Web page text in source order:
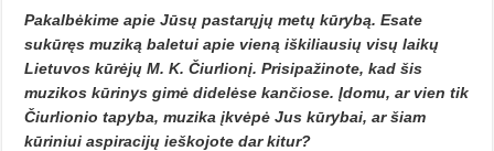
Pakalbėkime apie Jūsų pastarųjų metų kūrybą. Esate
sukūręs muziką baletui apie vieną iškiliausių visų laikų
Lietuvos kūrėjų M. K. Čiurlionį. Prisipažinote, kad šis
muzikos kūrinys gimė didelėse kančiose. Įdomu, ar vien tik
Čiurlionio tapyba, muzika įkvėpė Jus kūrybai, ar šiam
kūriniui aspiracijų ieškojote dar kitur?